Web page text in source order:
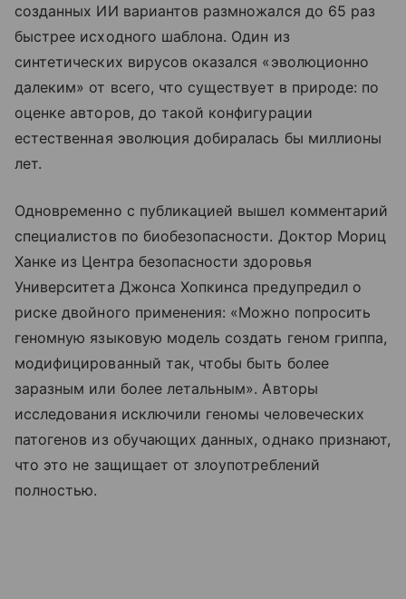
созданных ИИ вариантов размножался до 65 раз
быстрее исходного шаблона. Один из
синтетических вирусов оказался «эволюционно
далеким» от всего, что существует в природе: по
оценке авторов, до такой конфигурации
естественная эволюция добиралась бы миллионы
лет.
Одновременно с публикацией вышел комментарий
специалистов по биобезопасности. Доктор Мориц
Ханке из Центра безопасности здоровья
Университета Джонса Хопкинса предупредил о
риске двойного применения: «Можно попросить
геномную языковую модель создать геном гриппа,
модифицированный так, чтобы быть более
заразным или более летальным». Авторы
исследования исключили геномы человеческих
патогенов из обучающих данных, однако признают,
что это не защищает от злоупотреблений
полностью.